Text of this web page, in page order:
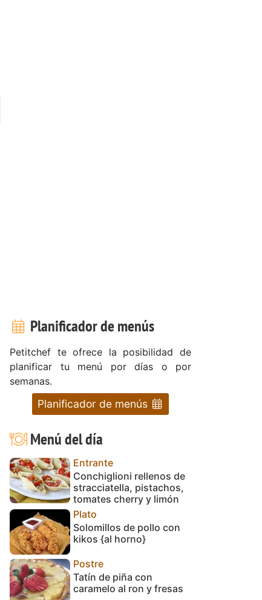
Planificador de menús
Petitchef te ofrece la posibilidad de
planificar tu menú por días o por
semanas.
Planificador de menús
Menú del día
Entrante
Conchiglioni rellenos de
stracciatella, pistachos,
tomates cherry y limón
Plato
Solomillos de pollo con
kikos {al horno}
Postre
Tatín de piña con
caramelo al ron y fresas